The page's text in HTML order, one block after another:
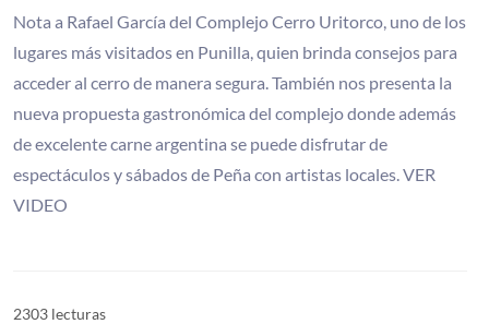
Nota a Rafael García del Complejo Cerro Uritorco, uno de los
lugares más visitados en Punilla, quien brinda consejos para
acceder al cerro de manera segura. También nos presenta la
nueva propuesta gastronómica del complejo donde además
de excelente carne argentina se puede disfrutar de
espectáculos y sábados de Peña con artistas locales. VER
VIDEO
2303 lecturas